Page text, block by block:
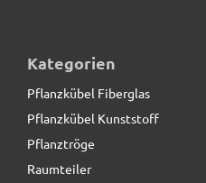
Kategorien
Pflanzkübel Fiberglas
Pflanzkübel Kunststoff
Pflanztröge
Raumteiler